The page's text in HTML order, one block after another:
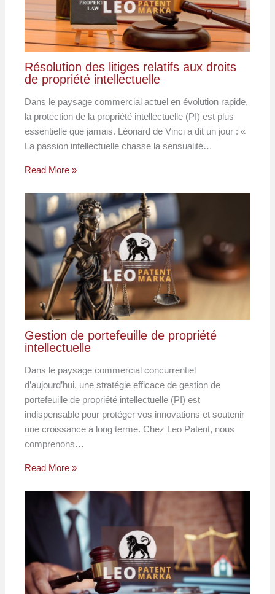
Résolution des litiges relatifs aux droits
de propriété intellectuelle
Dans le paysage commercial actuel en évolution rapide,
la protection de la propriété intellectuelle (PI) est plus
essentielle que jamais. Léonard de Vinci a dit un jour : «
La passion intellectuelle chasse la sensualité…
Read More »
Gestion de portefeuille de propriété
intellectuelle
Dans le paysage commercial concurrentiel
d’aujourd’hui, une stratégie efficace de gestion de
portefeuille de propriété intellectuelle (PI) est
indispensable pour protéger vos innovations et soutenir
une croissance à long terme. Chez Leo Patent, nous
comprenons…
Read More »